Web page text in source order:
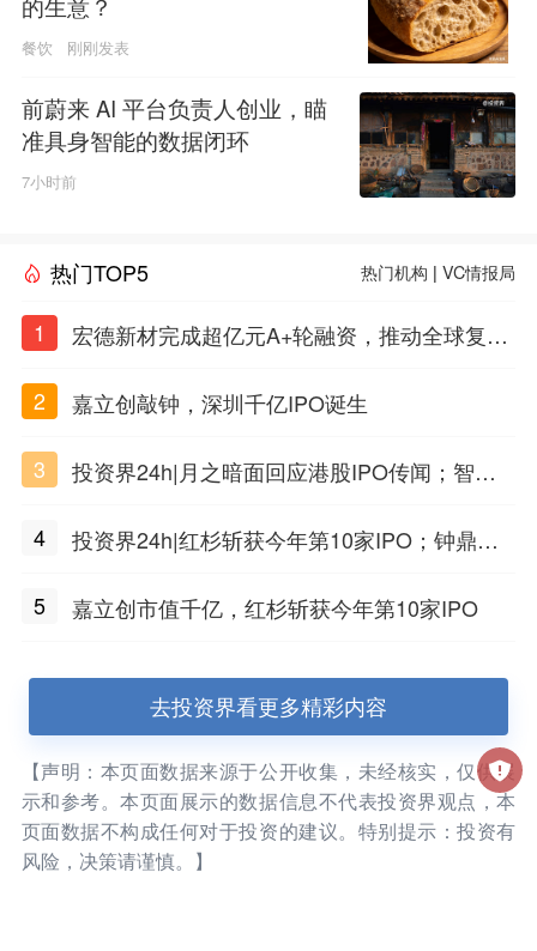
餐饮 刚刚发表
前蔚来 AI 平台负责人创业，瞄
准具身智能的数据闭环
7小时前
热门TOP5 热门机构 |VC情报局
1
宏德新材完成超亿元A+轮融资，推动全球复合
2
嘉立创敲钟，深圳千亿IPO诞生
3
投资界24h|月之暗面回应港股IPO传闻；智元
4
投资界24h|红杉斩获今年第10家IPO；钟鼎投
水
5 嘉立创市值千亿，红杉斩获今年第10家IPO
去投资界看更多精彩内容
【声明：本页面数据来源于公开收集，未经核实，仅供展
示和参考。本页面展示的数据信息不代表投资界观点，本
页面数据不构成任何对于投资的建议。特别提示：投资有
风险，决策请谨慎。】